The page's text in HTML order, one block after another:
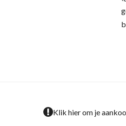
Klik hier om je